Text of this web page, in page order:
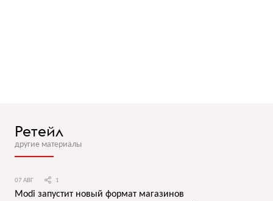
Ретейл
другие материалы
07 АВГ 1
Modi запустит новый формат магазинов